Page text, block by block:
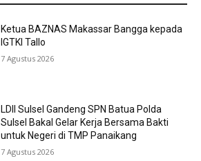
Ketua BAZNAS Makassar Bangga kepada
IGTKI Tallo
7 Agustus 2026
LDII Sulsel Gandeng SPN Batua Polda
Sulsel Bakal Gelar Kerja Bersama Bakti
untuk Negeri di TMP Panaikang
7 Agustus 2026